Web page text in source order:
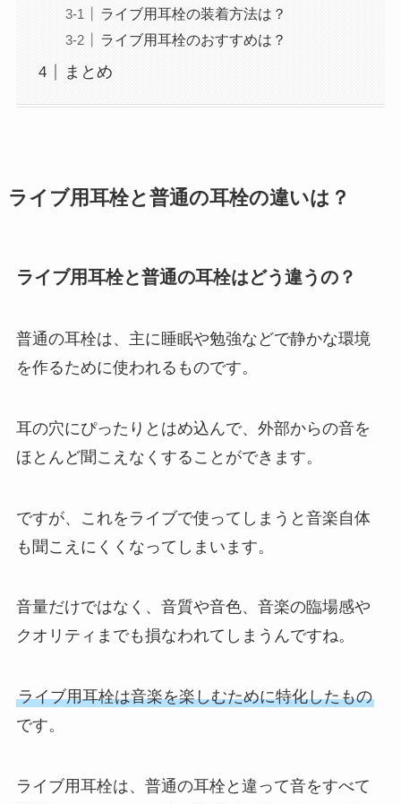
ライブ用耳栓の装着方法は？
ライブ用耳栓のおすすめは？
まとめ
ライブ用耳栓と普通の耳栓の違いは？
ライブ用耳栓と普通の耳栓はどう違うの？
普通の耳栓は、主に睡眠や勉強などで静かな環境
を作るために使われるものです。
耳の穴にぴったりとはめ込んで、外部からの音を
ほとんど聞こえなくすることができます。
ですが、これをライブで使ってしまうと音楽自体
も聞こえにくくなってしまいます。
音量だけではなく、音質や音色、音楽の臨場感や
クオリティまでも損なわれてしまうんですね。
ライブ用耳栓は音楽を楽しむために特化したもの
です。
ライブ用耳栓は、普通の耳栓と違って音をすべて